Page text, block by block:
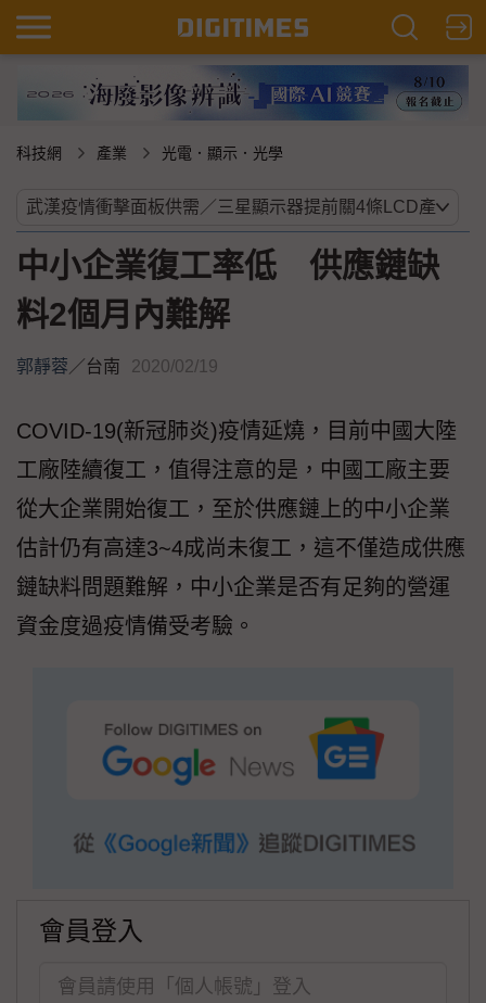
科技網 產業 光電．顯示．光學
中小企業復工率低 供應鏈缺
料2個月內難解
郭靜蓉／台南 2020/02/19
COVID-19(新冠肺炎)疫情延燒，目前中國大陸
工廠陸續復工，值得注意的是，中國工廠主要
從大企業開始復工，至於供應鏈上的中小企業
估計仍有高達3~4成尚未復工，這不僅造成供應
鏈缺料問題難解，中小企業是否有足夠的營運
資金度過疫情備受考驗。
會員登入